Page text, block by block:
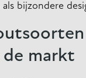
bijzondere
markt